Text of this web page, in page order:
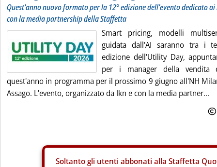
Quest'anno nuovo formato per la 12° edizione dell'evento dedicato
con la media partnership della Staffetta
Smart pricing, modelli
guidata dall'AI saranno tra i
edizione dell'Utility Day,
per i manager della vendita
quest'anno in programma per il prossimo 9 giugno all'NH
Assago. L'evento, organizzato da Ikn e con la media partner...
Soltanto gli utenti abbonati alla Staffetta